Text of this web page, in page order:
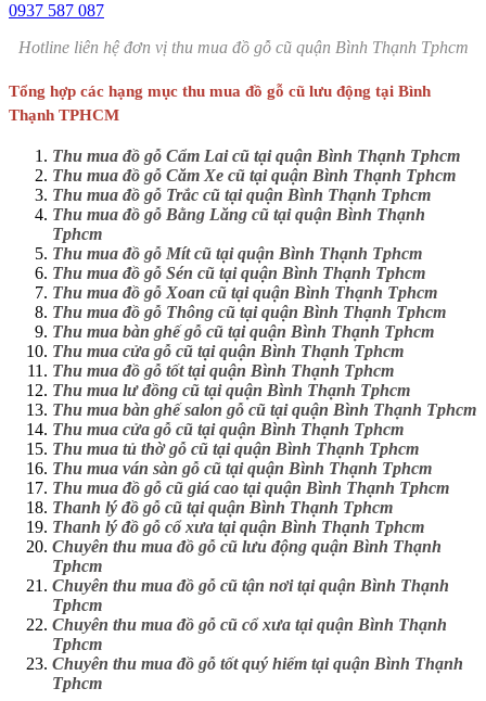
0937 587 087
Hotline liên hệ đơn vị thu mua đồ gỗ cũ quận Bình Thạnh Tphcm
Tổng hợp các hạng mục thu mua đồ gỗ cũ lưu động tại Bình
Thạnh TPHCM
Thu mua đồ gỗ Cẩm Lai cũ tại quận Bình Thạnh Tphcm
Thu mua đồ gỗ Căm Xe cũ tại quận Bình Thạnh Tphcm
Thu mua đồ gỗ Trắc cũ tại quận Bình Thạnh Tphcm
Thu mua đồ gỗ Bằng Lăng cũ tại quận Bình Thạnh
Tphcm
Thu mua đồ gỗ Mít cũ tại quận Bình Thạnh Tphcm
Thu mua đồ gỗ Sén cũ tại quận Bình Thạnh Tphcm
Thu mua đồ gỗ Xoan cũ tại quận Bình Thạnh Tphcm
Thu mua đồ gỗ Thông cũ tại quận Bình Thạnh Tphcm
Thu mua bàn ghế gỗ cũ tại quận Bình Thạnh Tphcm
Thu mua cửa gỗ cũ tại quận Bình Thạnh Tphcm
Thu mua đồ gỗ tốt tại quận Bình Thạnh Tphcm
Thu mua lư đồng cũ tại quận Bình Thạnh Tphcm
Thu mua bàn ghế salon gỗ cũ tại quận Bình Thạnh Tphcm
Thu mua cửa gỗ cũ tại quận Bình Thạnh Tphcm
Thu mua tủ thờ gỗ cũ tại quận Bình Thạnh Tphcm
Thu mua ván sàn gỗ cũ tại quận Bình Thạnh Tphcm
Thu mua đồ gỗ cũ giá cao tại quận Bình Thạnh Tphcm
Thanh lý đồ gỗ cũ tại quận Bình Thạnh Tphcm
Thanh lý đồ gỗ cổ xưa tại quận Bình Thạnh Tphcm
Chuyên thu mua đồ gỗ cũ lưu động quận Bình Thạnh
Tphcm
Chuyên thu mua đồ gỗ cũ tận nơi tại quận Bình Thạnh
Tphcm
Chuyên thu mua đồ gỗ cũ cổ xưa tại quận Bình Thạnh
Tphcm
Chuyên thu mua đồ gỗ tốt quý hiếm tại quận Bình Thạnh
Tphcm